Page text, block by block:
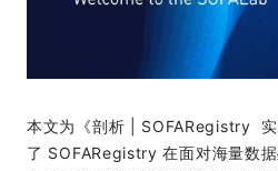
本文为《剖析 | SOFARegistry
了 SOFARegistry 在面对海量数据